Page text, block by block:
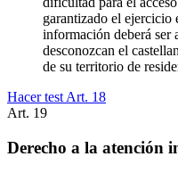
garantizado el ejercicio
información deberá ser
desconozcan el
de su territorio de
Hacer test Art. 18
Art. 19
Derecho a la atención